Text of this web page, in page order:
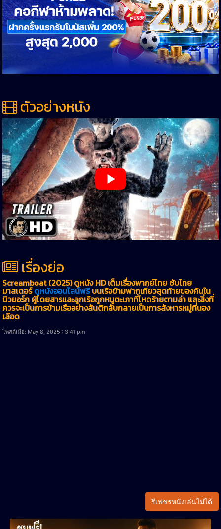
ตัวอย่างหนัง
เรื่องย่อ
Screamboat (2025) ดูหนัง HD เต็มเรื่องพากย์ไทย ซับไทย
มาสเตอร์ดูหนังออนไลน์ฟรีบนเรือข้ามฟากเที่ยวสุดท้ายของคืนใน
นิวยอร์ก ผู้โดยสารและลูกเรือถูกหนูตะเภาที่โหดร้ายตามล่า และสิ่งที่
ควรจะเป็นการข้ามเรืออย่างสันติกลับกลายเป็นการสังหารหมู่ที่นอง
เลือด
โพสต์เมื่อ: May 8, 2025 : 3:41 pm
รีเฟชรหนังเล่นไม่ได้